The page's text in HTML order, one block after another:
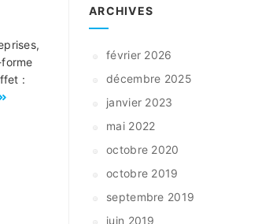
:
ARCHIVES
février 2026
décembre 2025
janvier 2023
mai 2022
octobre 2020
octobre 2019
septembre 2019
juin 2019